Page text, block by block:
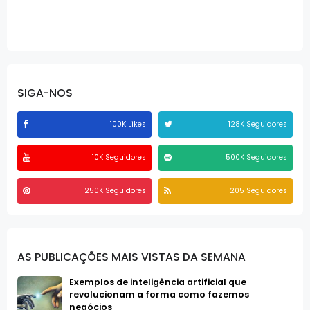
SIGA-NOS
100K Likes 128K Seguidores
10K Seguidores 500K Seguidores
250K Seguidores 205 Seguidores
AS PUBLICAÇÕES MAIS VISTAS DA SEMANA
Exemplos de inteligência artificial que
revolucionam a forma como fazemos
negócios